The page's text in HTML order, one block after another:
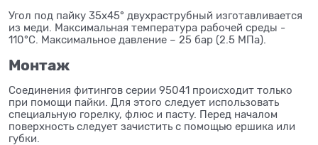
Угол под пайку 35x45° двухраструбный изготавливается
из меди. Максимальная температура рабочей среды -
110°C. Максимальное давление – 25 бар (2.5 МПа).
Монтаж
Соединения фитингов серии 95041 происходит только
при помощи пайки. Для этого следует использовать
специальную горелку, флюс и пасту. Перед началом
поверхность следует зачистить с помощью ершика или
губки.